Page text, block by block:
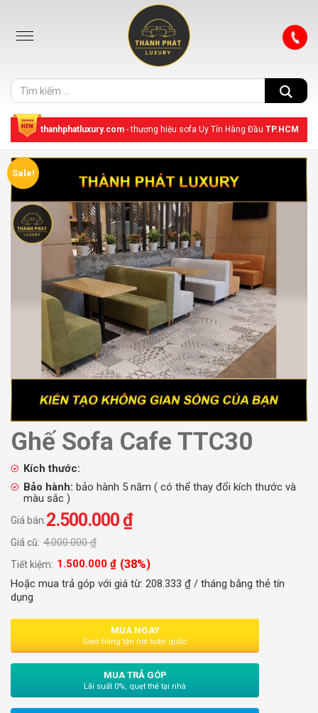
thanhphatluxury.com - thương hiệu sofa Uy Tín Hàng Đầu TP.HCM
Sale!
Ghế Sofa Cafe TTC30
Kích thước:
Bảo hành: bảo hành 5 năm ( có thể thay đổi kích thước và
màu sắc )
Giá bán:2.500.000₫
Giá cũ: 4.000.000₫
Tiết kiệm: 1.500.000 ₫ (38%)
Hoặc mua trả góp với giá từ: 208.333 ₫ / tháng bằng thẻ tín
dụng
MUA NGAY
Giao hàng tận nơi toàn quốc
MUA TRẢ GÓP
Lãi suất 0%, quẹt thẻ tại nhà